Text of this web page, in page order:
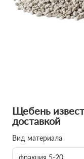
Щебень
доставкой
Вид материала
фракция 5-20